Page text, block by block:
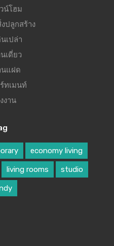
น์โฮม
ปลูกสร้าง
เปล่า
เดี่ยว
แฝด
ทเมนท์
งาน
economy living
living rooms studio